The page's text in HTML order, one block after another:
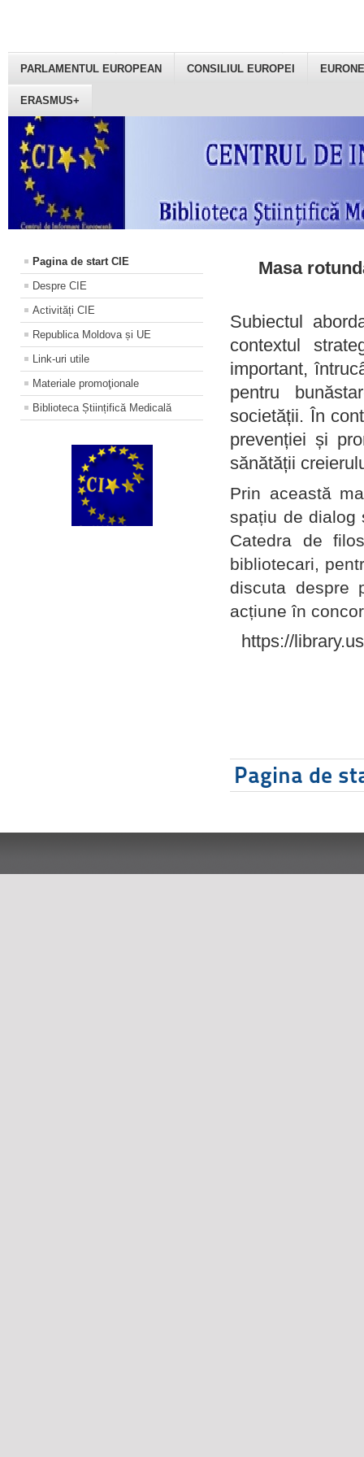
PARLAMENTUL EUROPEAN CONSILIUL EUROPEI
ERASMUS+
Pagina de start CIE
Despre CIE
Activități CIE
Republica Moldova și UE
Link-uri utile
Materiale promoţionale
Biblioteca Științifică Medicală
Masa
Subiectul
contextul
important,
pentru
societății. În
prevenției și
sănătății
Prin această
spațiu de dialog
Catedra de
bibliotecari,
discuta despre
acțiune în
https://
Pagina de